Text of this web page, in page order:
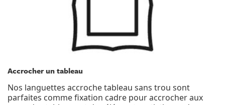
Accrocher un tableau
Nos languettes accroche tableau sans trou sont
parfaites comme fixation cadre pour accrocher aux